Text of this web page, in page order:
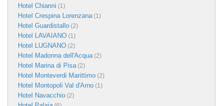
Hotel Chianni (1)
Hotel Crespina Lorenzana(1)
Hotel Guardistallo (2)
Hotel LAVAIANO (1)
Hotel LUGNANO (2)
Hotel Madonna dell'Acqua(2)
Hotel Marina di Pisa(2)
Hotel Monteverdi Marittimo (2)
Hotel Montopoli Val d'Arno (1)
Hotel Navacchio (2)